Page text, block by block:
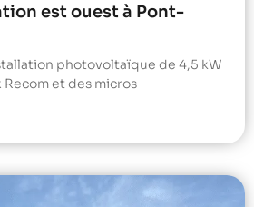
est ouest à Pont-
photovoltaïque de 4,5 kW
et des micros